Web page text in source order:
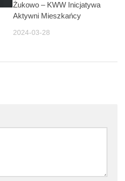
Żukowo – KWW Inicjatywa
Aktywni Mieszkańcy
2024-03-28